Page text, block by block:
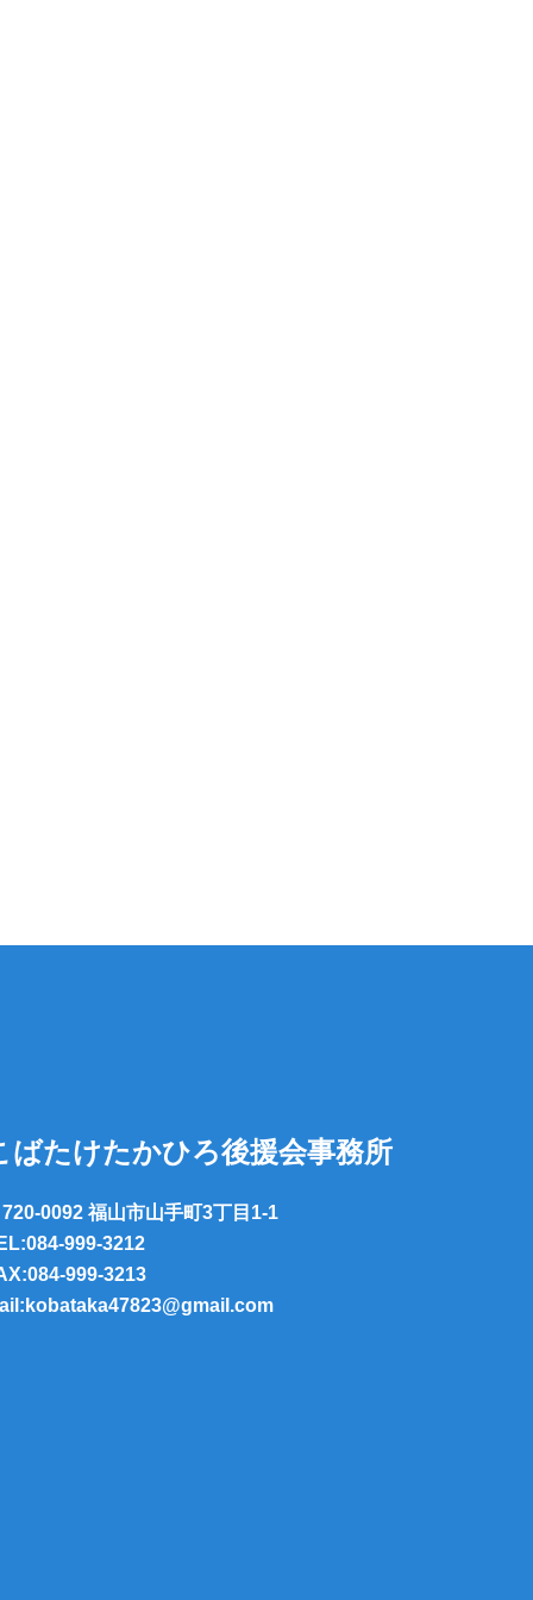
ばたけたかひろ後援会事務所
720-0092 福山市山手町3丁目1-1
999-3212
999-3213